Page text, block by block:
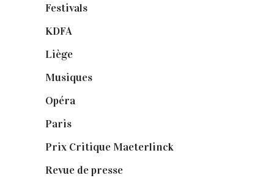
Festivals
KDFA
Liège
Musiques
Opéra
Paris
Prix Critique Maeterlinck
Revue de presse